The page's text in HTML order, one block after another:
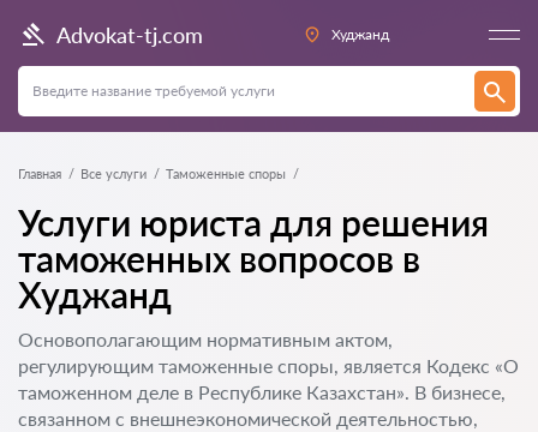
Advokat-tj.com Худжанд
Главная Все услуги Таможенные споры
Услуги юриста для решения
таможенных вопросов в
Худжанд
Основополагающим нормативным актом,
регулирующим таможенные споры, является Кодекс «О
таможенном деле в Республике Казахстан». В бизнесе,
связанном с внешнеэкономической деятельностью,